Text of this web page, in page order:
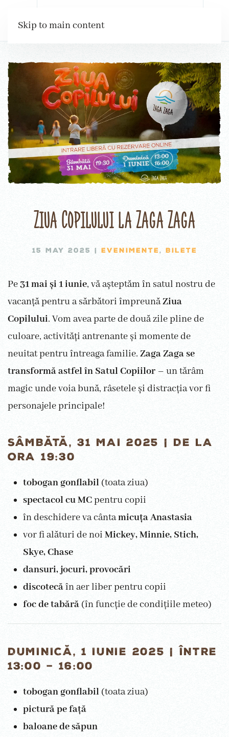
Skip to main content
Ziua Copilului la Zaga Zaga
15 MAY 2025 | EVENIMENTE, BILETE
Pe31 mai și 1 iunie, vă așteptăm în satul nostru de
vacanță pentru a sărbători împreunăZiua
Copilului. Vom avea parte de două zile pline de
culoare, activități antrenante și momente de
neuitat pentru întreaga familie. Zaga Zaga se
transformă astfel în Satul Copiilor – un tărâm
magic unde voia bună, râsetele și distracția vor fi
personajele principale!
SÂMBĂTĂ, 31 MAI 2025 | DE LA
ORA 19:30
tobogan gonflabil (toata ziua)
spectacol cu MCpentru copii
în deschidere va cântamicuța Anastasia
vor fi alături de noi Mickey, Minnie, Stich,
Skye, Chase
dansuri, jocuri, provocări
discotecăîn aer liber pentru copii
foc de tabără (în funcție de condițiile meteo)
DUMINICĂ, 1 IUNIE 2025 | ÎNTRE
13:00 – 16:00
tobogan gonflabil (toata ziua)
pictură pe față
baloane de săpun